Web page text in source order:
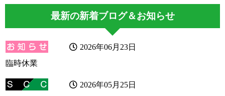
最新の新着ブログ＆お知らせ
2026年06月23日
臨時休業
2026年05月25日